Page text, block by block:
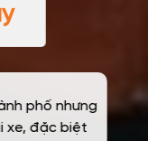
phố nhưng
xe, đặc biệt